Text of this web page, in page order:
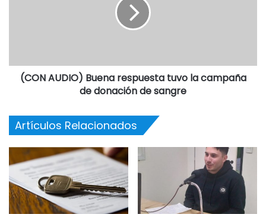
(CON AUDIO) Buena respuesta tuvo la campaña
de donación de sangre
Artículos Relacionados